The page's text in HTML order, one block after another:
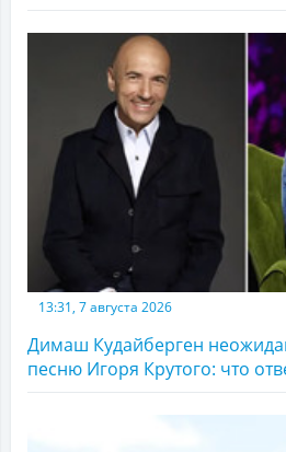
13:31, 7 августа 2026
Димаш Кудайберген
песню Игоря Крутого: что